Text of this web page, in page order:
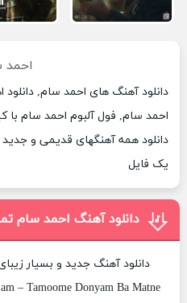
احمد
دانلود آهنگ های احمد سام,
احمد سام, فول آلبوم احمد سام با
دانلود همه آهنگهای قدیمی و
یک فایل
دانلود آهنگ احمد سام
دانلود آهنگ جدید و بسیار
– Tamoome Donyam Ba Matne